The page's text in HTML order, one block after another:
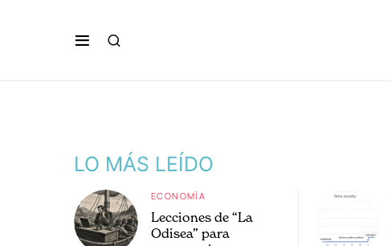
LO MÁS LEÍDO
ECONOMÍA
Lecciones de “La
Odisea” para